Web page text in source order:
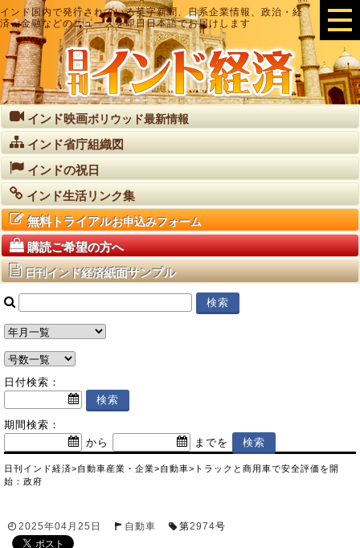
インド国内で発行されている英字新聞、日系企業情報、政治・経
済・金融などのニュースを即日日本語でお届けします
インド映画ボリウッド最新情報
インド省庁組織図
インドの祝日
インド生活リンク集
無料トライアルお申込みフォーム
購読ご希望の方へ
日刊インド経済紙面サンプル
日付検索：
期間検索：
から
までを
日刊インド経済>自動車産業・企業>自動車> トラックと商用車で安全評価を開
始：政府
2025年04月25日 自動車 第2974号